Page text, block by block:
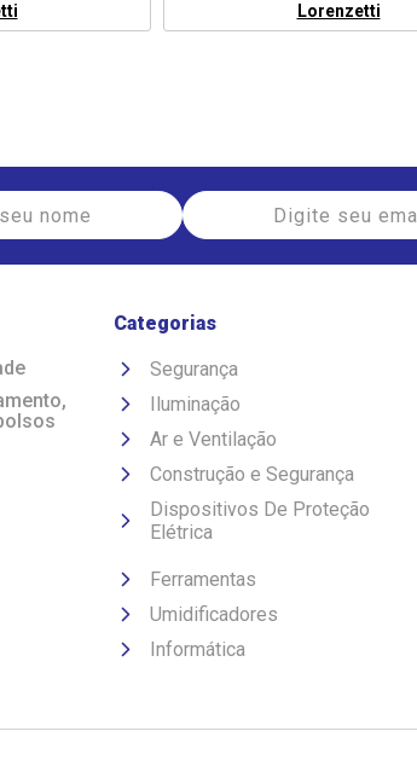
Lorenzetti
Categorias
Segurança
Iluminação
Ar e Ventilação
Construção e Segurança
Dispositivos De Proteção
Elétrica
Ferramentas
Umidificadores
Informática